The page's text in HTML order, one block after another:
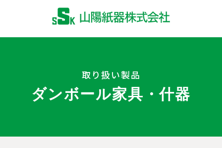
取り扱い製品
ダンボール家具・什器